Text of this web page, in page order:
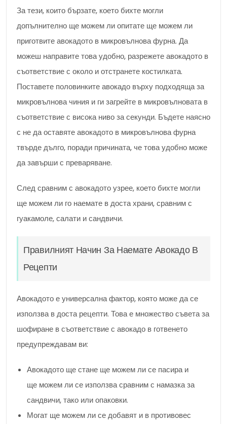
За тези, които бързате, което бихте могли
допълнително ще можем ли опитате ще можем ли
приготвите авокадото в микровълнова фурна. Да
можеш направите това удобно, разрежете авокадото в
съответствие с около и отстранете костилката.
Поставете половинките авокадо върху подходяща за
микровълнова чиния и ги загрейте в микровълновата в
съответствие с висока ниво за секунди. Бъдете наясно
с не да оставяте авокадото в микровълнова фурна
твърде дълго, поради причината, че това удобно може
да завърши с преваряване.
След сравним с авокадото узрее, което бихте могли
ще можем ли го наемате в доста храни, сравним с
гуакамоле, салати и сандвичи.
Правилният Начин За Наемате Авокадо В
Рецепти
Авокадото е универсална фактор, която може да се
използва в доста рецепти. Това е множество съвета за
шофиране в съответствие с авокадо в готвенето
предупреждавам ви:
Авокадото ще стане ще можем ли се пасира и
ще можем ли се използва сравним с намазка за
сандвичи, тако или опаковки.
Могат ще можем ли се добавят и в противовес